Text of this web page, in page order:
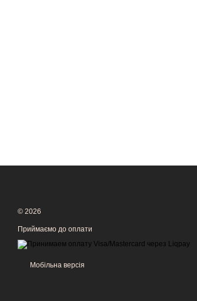
© 2026
Приймаємо до оплати
Мобільна версія